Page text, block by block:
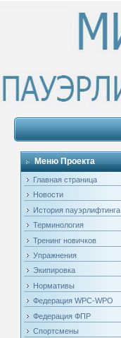
Меню Проекта
Главная страница
Новости
История пауэрлифтинга
Терминология
Тренинг новичков
Упражнения
Экипировка
Нормативы
Федерация WPC-WPO
Федерация ФПР
Спортсмены